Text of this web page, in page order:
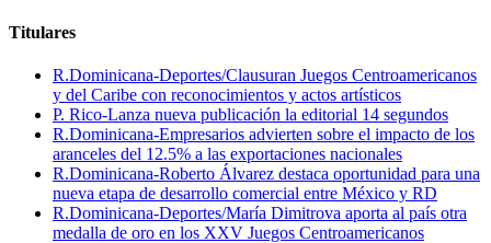
Titulares
R.Dominicana-Deportes/Clausuran Juegos Centroamericanos
y del Caribe con reconocimientos y actos artísticos
P. Rico-Lanza nueva publicación la editorial 14 segundos
R.Dominicana-Empresarios advierten sobre el impacto de los
aranceles del 12.5% a las exportaciones nacionales
R.Dominicana-Roberto Álvarez destaca oportunidad para una
nueva etapa de desarrollo comercial entre México y RD
R.Dominicana-Deportes/María Dimitrova aporta al país otra
medalla de oro en los XXV Juegos Centroamericanos